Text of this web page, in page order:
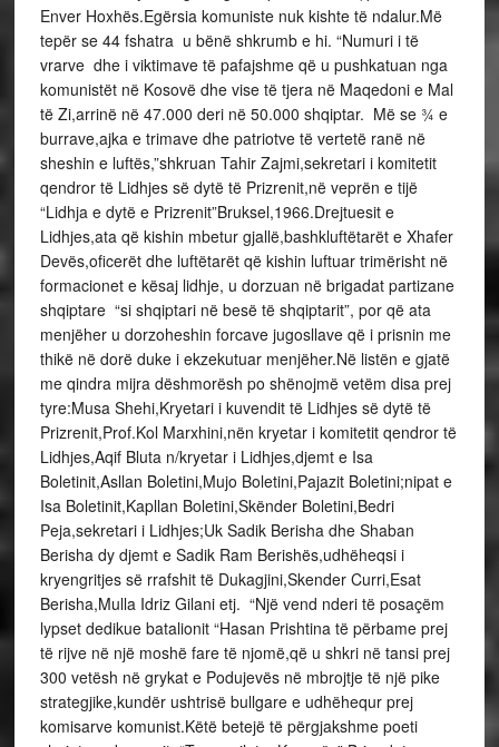
Enver Hoxhës.Egërsia komuniste nuk kishte të ndalur.Më
tepër se 44 fshatra u bënë shkrumb e hi. “Numuri i të
vrarve dhe i viktimave të pafajshme që u pushkatuan nga
komunistët në Kosovë dhe vise të tjera në Maqedoni e Mal
të Zi,arrinë në 47.000 deri në 50.000 shqiptar. Më se ¾ e
burrave,ajka e trimave dhe patriotve të vertetë ranë në
sheshin e luftës,”shkruan Tahir Zajmi,sekretari i komitetit
qendror të Lidhjes së dytë të Prizrenit,në veprën e tijë
“Lidhja e dytë e Prizrenit”Bruksel,1966.Drejtuesit e
Lidhjes,ata që kishin mbetur gjallë,bashkluftëtarët e Xhafer
Devës,oficerët dhe luftëtarët që kishin luftuar trimërisht në
formacionet e kësaj lidhje, u dorzuan në brigadat partizane
shqiptare “si shqiptari në besë të shqiptarit”, por që ata
menjëher u dorzoheshin forcave jugosllave që i prisnin me
thikë në dorë duke i ekzekutuar menjëher.Në listën e gjatë
me qindra mijra dëshmorësh po shënojmë vetëm disa prej
tyre:Musa Shehi,Kryetari i kuvendit të Lidhjes së dytë të
Prizrenit,Prof.Kol Marxhini,nën kryetar i komitetit qendror të
Lidhjes,Aqif Bluta n/kryetar i Lidhjes,djemt e Isa
Boletinit,Asllan Boletini,Mujo Boletini,Pajazit Boletini;nipat e
Isa Boletinit,Kapllan Boletini,Skënder Boletini,Bedri
Peja,sekretari i Lidhjes;Uk Sadik Berisha dhe Shaban
Berisha dy djemt e Sadik Ram Berishës,udhëheqsi i
kryengritjes së rrafshit të Dukagjini,Skender Curri,Esat
Berisha,Mulla Idriz Gilani etj. “Një vend nderi të posaçëm
lypset dedikue batalionit “Hasan Prishtina të përbame prej
të rijve në një moshë fare të njomë,që u shkri në tansi prej
300 vetësh në grykat e Podujevës në mbrojtje të një pike
strategjike,kundër ushtrisë bullgare e udhëhequr prej
komisarve komunist.Këtë betejë të përgjakshme poeti